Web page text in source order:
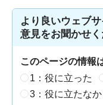
より良いウェブ
意見をお聞かせ
このページの情報
1：役に立った
3：役に立たなか